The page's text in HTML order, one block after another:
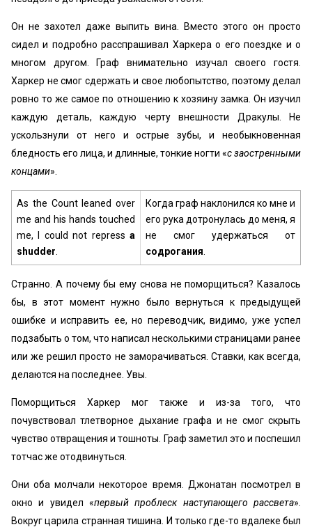
Он не захотел даже выпить вина. Вместо этого он просто
сидел и подробно расспрашивал Харкера о его поездке и о
многом другом. Граф внимательно изучал своего гостя.
Харкер не смог сдержать и свое любопытство, поэтому делал
ровно то же самое по отношению к хозяину замка. Он изучил
каждую деталь, каждую черту внешности Дракулы. Не
ускользнули от него и острые зубы, и необыкновенная
бледность его лица, и длинные, тонкие ногти «с заостренными
концами».
As the Count leaned over
me and his hands touched
me, I could not repress a
shudder
Когда граф наклонился ко мне и
его рука дотронулась до меня, я
не смог удержаться от
содрогания
Странно. А почему бы ему снова не поморщиться? Казалось
бы, в этот момент нужно было вернуться к предыдущей
ошибке и исправить ее, но переводчик, видимо, уже успел
подзабыть о том, что написал несколькими страницами ранее
или же решил просто не заморачиваться. Ставки, как всегда,
делаются на последнее. Увы.
Поморщиться Харкер мог также и из-за того, что
почувствовал тлетворное дыхание графа и не смог скрыть
чувство отвращения и тошноты. Граф заметил это и поспешил
тотчас же отодвинуться.
Они оба молчали некоторое время. Джонатан посмотрел в
окно и увидел «первый проблеск наступающего рассвета».
Вокруг царила странная тишина. И только где-то вдалеке был